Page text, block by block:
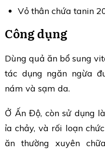
Vỏ thân chứa tanin
Công dụng
Dùng quả ăn bổ sung
tác dụng ngăn ngừa
nám và sạm da.
Ở Ấn Độ, còn sử dụng
ỉa chảy, và rối loạn
ăn thường xuyên